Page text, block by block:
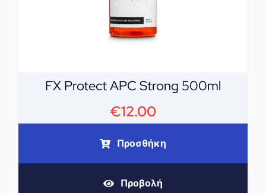
FX Protect APC Strong 500ml
€12.00
Προσθήκη
Προβολή